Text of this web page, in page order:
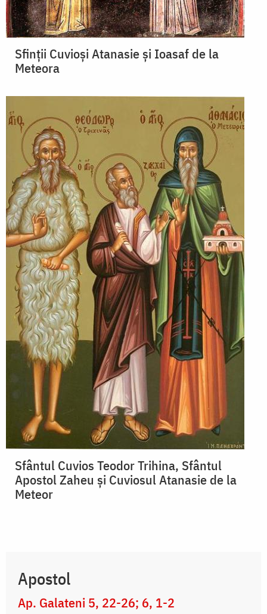
Sfinții Cuvioși Atanasie și Ioasaf de la
Meteora
Sfântul Cuvios Teodor Trihina, Sfântul
Apostol Zaheu și Cuviosul Atanasie de la
Meteor
Apostol
Ap. Galateni 5, 22-26; 6, 1-2